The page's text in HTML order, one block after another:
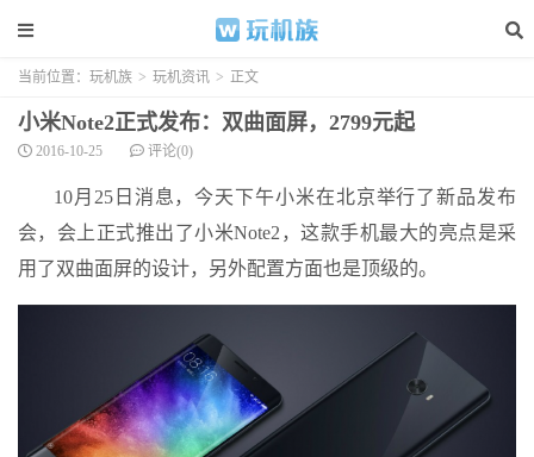
当前位置： 玩机族 > 玩机资讯 > 正文
小米Note2正式发布：双曲面屏，2799元起
2016-10-25 评论(0)
10月25日消息，今天下午小米在北京举行了新品发布
会，会上正式推出了小米Note2，这款手机最大的亮点是采
用了双曲面屏的设计，另外配置方面也是顶级的。